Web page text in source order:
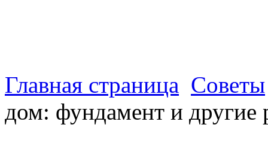
Главная страница Советы
дом: фундамент и другие